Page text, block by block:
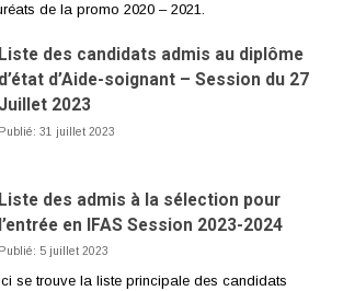
de la promo 2020 – 2021.
Liste des candidats admis au diplôme
d’état d’Aide-soignant – Session du 27
Juillet 2023
Publié: 31 juillet 2023
Liste des admis à la sélection pour
l’entrée en IFAS Session 2023-2024
Publié: 5 juillet 2023
se trouve la liste principale des candidats